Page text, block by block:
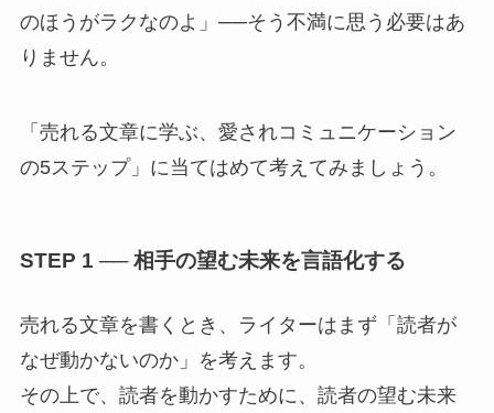
のほうがラクなのよ」──そう不満に思う必要はあ
りません。
「売れる文章に学ぶ、愛されコミュニケーション
の5ステップ」に当てはめて考えてみましょう。
STEP 1 ── 相手の望む未来を言語化する
売れる文章を書くとき、ライターはまず「読者が
なぜ動かないのか」を考えます。
その上で、読者を動かすために、読者の望む未来